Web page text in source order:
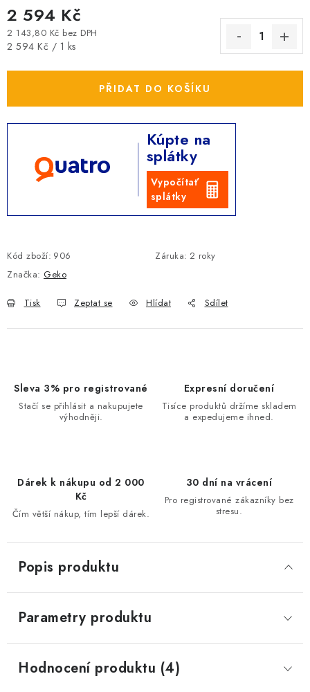
2 594 Kč
2 143,80 Kč bez DPH
Měrná cena:
2 594 Kč / 1 ks
PŘIDAT DO KOŠÍKU
Kúpte na
splátky
Vypočítať
splátky
Kód zboží: 906 Záruka: 2 roky
Značka: Geko
Tisk Zeptat se Hlídat Sdílet
Sleva 3% pro registrované
Stačí se přihlásit a nakupujete
výhodněji.
Expresní doručení
Tisíce produktů držíme skladem
a expedujeme ihned.
Dárek k nákupu od 2 000
Kč
Čím větší nákup, tím lepší dárek.
30 dní na vrácení
Pro registrované zákazníky bez
stresu.
Popis produktu
Parametry produktu
Hodnocení produktu (4)